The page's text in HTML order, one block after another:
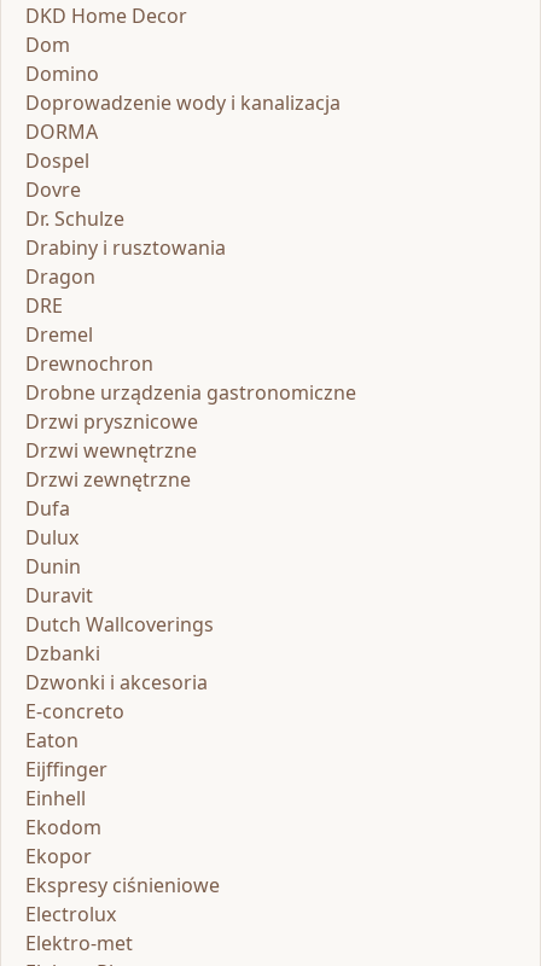
DKD Home Decor
Dom
Domino
Doprowadzenie wody i kanalizacja
DORMA
Dospel
Dovre
Dr. Schulze
Drabiny i rusztowania
Dragon
DRE
Dremel
Drewnochron
Drobne urządzenia gastronomiczne
Drzwi prysznicowe
Drzwi wewnętrzne
Drzwi zewnętrzne
Dufa
Dulux
Dunin
Duravit
Dutch Wallcoverings
Dzbanki
Dzwonki i akcesoria
E-concreto
Eaton
Eijffinger
Einhell
Ekodom
Ekopor
Ekspresy ciśnieniowe
Electrolux
Elektro-met